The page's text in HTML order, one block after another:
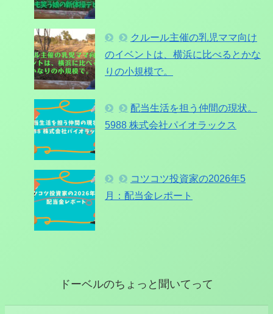
クルール主催の乳児ママ向け
のイベントは、横浜に比べるとかな
りの小規模で。
配当生活を担う仲間の現状。
5988 株式会社パイオラックス
コツコツ投資家の2026年5
月：配当金レポート
ドーベルのちょっと聞いてって